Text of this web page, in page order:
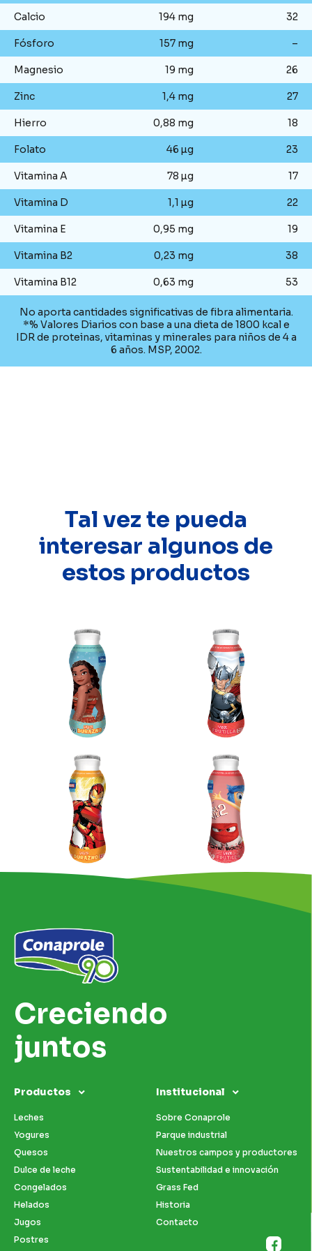
Calcio 194 mg 32
Fósforo 157 mg –
Magnesio 19 mg 26
Zinc 1,4 mg 27
Hierro 0,88 mg 18
Folato 46 µg 23
Vitamina A 78 µg 17
Vitamina D 1,1 µg 22
Vitamina E 0,95 mg 19
Vitamina B2 0,23 mg 38
Vitamina B12 0,63 mg 53
No aporta cantidades significativas de fibra alimentaria.
*% Valores Diarios con base a una dieta de 1800 kcal e
IDR de proteinas, vitaminas y minerales para niños de 4 a
6 años. MSP, 2002.
Tal vez te pueda
interesar algunos de
estos productos
Creciendo
juntos
Productos
Leches
Yogures
Quesos
Dulce de leche
Congelados
Helados
Jugos
Postres
Institucional
Sobre Conaprole
Parque industrial
Nuestros campos y productores
Sustentabilidad e innovación
Grass Fed
Historia
Contacto